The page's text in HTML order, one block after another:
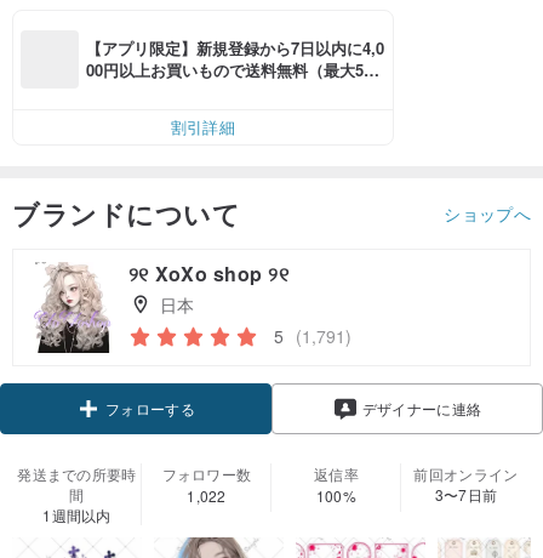
【アプリ限定】新規登録から7日以内に4,0
00円以上お買いもので送料無料（最大500
割引詳細
ブランドについて ショップへ
୨୧ XoXo shop ୨୧
日本
5 (1,791)
フォローする デザイナーに連絡
発送までの所要時
間
1週間以内
フォロワー数
1,022
返信率
100%
前回オンライン
3〜7日前